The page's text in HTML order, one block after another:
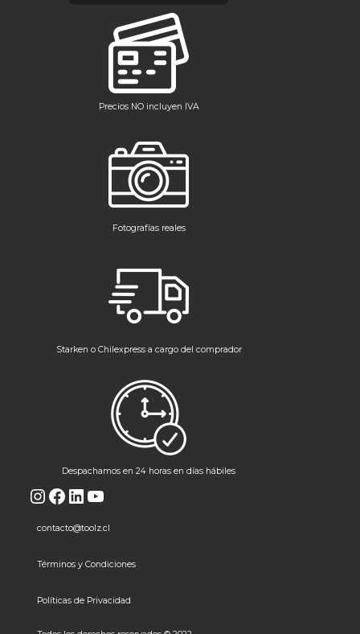
Precios NO incluyen IVA
Fotografías reales
Starken o Chilexpress a cargo del comprador
Despachamos en 24 horas en días hábiles
Instagram
Facebook
LinkedIn
YouTube
contacto@toolz.cl
Términos y Condiciones
Políticas de Privacidad